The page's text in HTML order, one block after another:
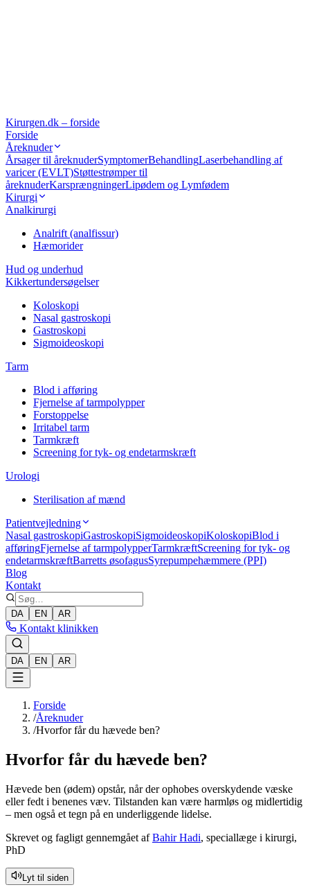
Kirurgen.dk – forside
Forside
Åreknuder
Årsager til åreknuderSymptomerBehandlingLaserbehandling af
varicer (EVLT)Støttestrømper til
åreknuderKarsprængningerLipødem og Lymfødem
Kirurgi
Analkirurgi
Analrift (analfissur)
Hæmorider
Hud og underhud
Kikkertundersøgelser
Koloskopi
Nasal gastroskopi
Gastroskopi
Sigmoideoskopi
Tarm
Blod i afføring
Fjernelse af tarmpolypper
Forstoppelse
Irritabel tarm
Tarmkræft
Screening for tyk- og endetarmskræft
Urologi
Sterilisation af mænd
Patientvejledning
Nasal gastroskopiGastroskopiSigmoideoskopiKoloskopiBlod i
afføringFjernelse af tarmpolypperTarmkræftScreening for tyk- og
endetarmskræftBarretts øsofagusSyrepumpehæmmere (PPI)
Blog
Kontakt
DA EN AR
Kontakt klinikken
DA EN AR
Forside
/Åreknuder
/Hvorfor får du hævede ben?
Hvorfor får du hævede ben?
Hævede ben (ødem) opstår, når der ophobes overskydende væske
eller fedt i benenes væv. Tilstanden kan være harmløs og midlertidig
– men også et tegn på en underliggende lidelse.
Skrevet og fagligt gennemgået afBahir Hadi, speciallæge i kirurgi,
PhD
Lyt til siden